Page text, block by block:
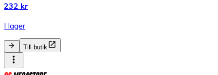
232 kr
I lager
Till butik